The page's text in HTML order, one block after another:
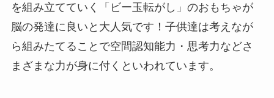
を組み立てていく「ビー玉転がし」のおもちゃが
脳の発達に良いと大人気です！子供達は考えなが
ら組みたてることで空間認知能力・思考力などさ
まざまな力が身に付くといわれています。